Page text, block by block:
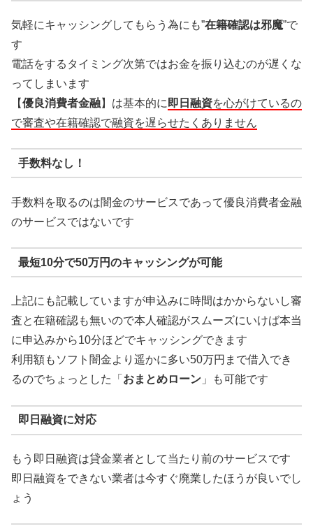
気軽にキャッシングしてもらう為にも”在籍確認は邪魔”で
す
電話をするタイミング次第ではお金を振り込むのが遅くな
ってしまいます
【優良消費者金融】は基本的に 即日融資を心がけているの
で審査や在籍確認で融資を遅らせたくありません
手数料なし！
手数料を取るのは闇金のサービスであって優良消費者金融
のサービスではないです
最短10分で50万円のキャッシングが可能
上記にも記載していますが申込みに時間はかからないし審
査と在籍確認も無いので本人確認がスムーズにいけば本当
に申込みから10分ほどでキャッシングできます
利用額もソフト闇金より遥かに多い50万円まで借入でき
るのでちょっとした「 おまとめローン 」も可能です
即日融資に対応
もう即日融資は貸金業者として当たり前のサービスです
即日融資をできない業者は今すぐ廃業したほうが良いでし
ょう